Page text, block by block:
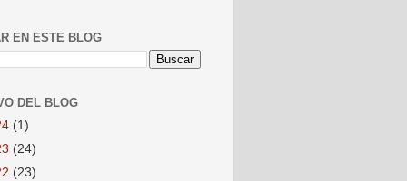
EN ESTE BLOG
DEL BLOG
(1)
(24)
(23)